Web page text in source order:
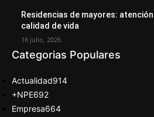
Residencias de mayores:
calidad de vida
16 julio, 2026
Categorias Populares
Actualidad914
+NPE692
Empresa664